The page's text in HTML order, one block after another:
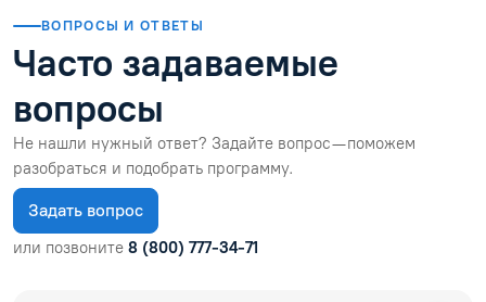
ВОПРОСЫ И ОТВЕТЫ
Часто задаваемые
вопросы
Не нашли нужный ответ? Задайте вопрос — поможем
разобраться и подобрать программу.
Задать вопрос
или позвоните 8 (800) 777-34-71